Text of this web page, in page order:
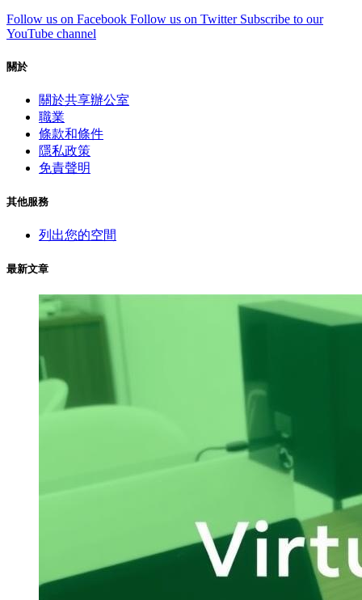
Follow us on Facebook Follow us on Twitter Subscribe to our
YouTube channel
關於
關於共享辦公室
職業
條款和條件
隱私政策
免責聲明
其他服務
列出您的空間
最新文章